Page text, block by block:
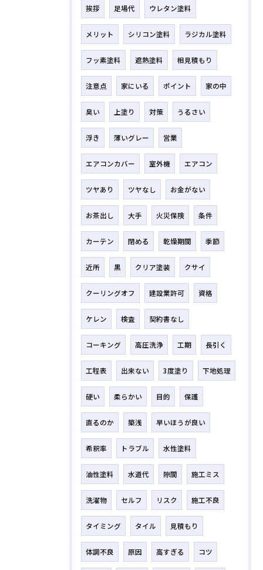
挨拶 足場代 ウレタン塗料
メリット シリコン塗料 ラジカル塗料
フッ素塗料 遮熱塗料 相見積もり
注意点 家にいる ポイント 家の中
臭い 上塗り 対策 うるさい
浮き 薄いグレー 営業
エアコンカバー 室外機 エアコン
ツヤあり ツヤなし お金がない
お茶出し 大手 火災保険 条件
カーテン 閉める 乾燥期間 季節
近所 黒 クリア塗装 クサイ
クーリングオフ 建設業許可 資格
ケレン 検査 契約書なし
コーキング 高圧洗浄 工期 長引く
工程表 出来ない 3度塗り 下地処理
硬い 柔らかい 目的 保護
直るのか 築浅 早いほうが良い
希釈率 トラブル 水性塗料
油性塗料 水道代 隙間 施工ミス
洗濯物 セルフ リスク 施工不良
タイミング タイル 見積もり
体調不良 原因 高すぎる コツ